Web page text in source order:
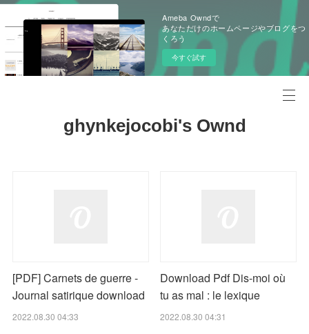
Ameba Owndで
あなただけのホームページやブログをつ
くろう
今すぐ試す
ghynkejocobi's Ownd
[PDF] Carnets de guerre -
Journal satirique download
2022.08.30 04:33
Download Pdf Dis-moi où
tu as mal : le lexique
2022.08.30 04:31